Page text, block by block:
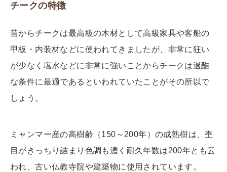
チークの特徴
昔からチークは最高級の木材として高級家具や客船の
甲板・内装材などに使われてきましたが、非常に狂い
が少なく塩水などに非常に強いことからチークは過酷
な条件に最適であるといわれていたことがその所以で
しょう。
ミャンマー産の高樹齢（150～200年）の成熟樹は、杢
目がきっちり詰まり色調も濃く耐久年数は200年とも云
われ、古い仏教寺院や建築物に使用されています。